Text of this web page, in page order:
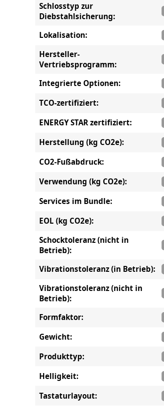
Schlosstyp zur
Diebstahlsicherung:
Lokalisation:
Hersteller-
Vertriebsprogramm:
Integrierte Optionen:
TCO-zertifiziert:
ENERGY STAR zertifiziert:
Herstellung (kg CO2e):
CO2-Fußabdruck:
Verwendung (kg CO2e):
Services im Bundle:
EOL (kg CO2e):
Schocktoleranz (nicht in
Betrieb):
Vibrationstoleranz (in Betrieb):
Vibrationstoleranz (nicht in
Betrieb):
Formfaktor:
Gewicht:
Produkttyp:
Helligkeit:
Tastaturlayout: